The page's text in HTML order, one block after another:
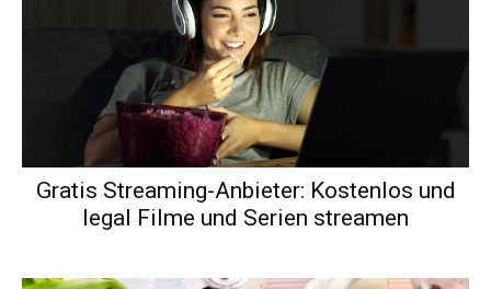
Gratis Streaming-Anbieter: Kostenlos und
legal Filme und Serien streamen